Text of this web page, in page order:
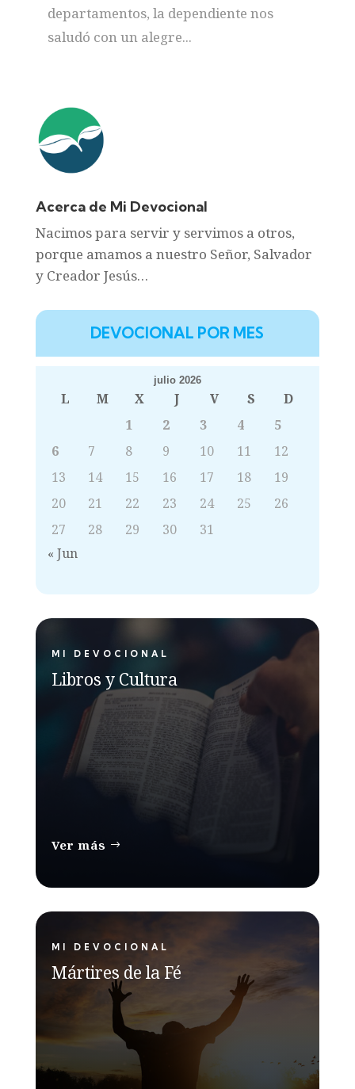
departamentos, la dependiente nos
saludó con un alegre...
Acerca de Mi Devocional
Nacimos para servir y servimos a otros,
porque amamos a nuestro Señor, Salvador
y Creador Jesús…
DEVOCIONAL POR MES
julio 2026
L M X J V S
D
1
2 3 4
5
6
7 8 9 10 11
12
13
14 15 16 17 18
19
20
21 22 23 24 25
26
27
28 29 30
31
« Jun
MI DEVOCIONAL
Libros y Cultura
Ver más
MI DEVOCIONAL
Mártires de la Fé